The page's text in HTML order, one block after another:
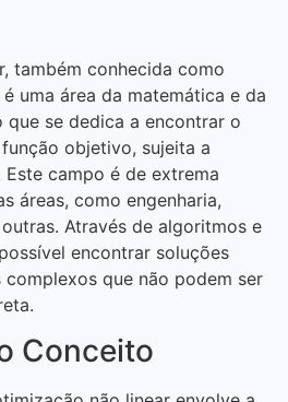
também conhecida como
uma área da matemática e da
se dedica a encontrar o
objetivo, sujeita a
campo é de extrema
áreas, como engenharia,
Através de algoritmos e
encontrar soluções
que não podem ser
Conceito